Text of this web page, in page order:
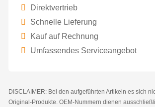
Direktvertrieb
Schnelle Lieferung
Kauf auf Rechnung
Umfassendes Serviceangebot
DISCLAIMER: Bei den aufgeführten Artikeln es sich
Original-Produkte. OEM-Nummern dienen